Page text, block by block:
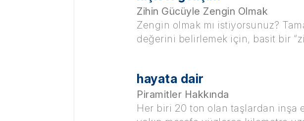
Zihin Gücüyle Zengin Olmak
Zengin olmak mı istiyorsunuz?
değerini belirlemek için, basit bir
hayata dair
Piramitler Hakkında
Her biri 20 ton olan taşlardan inşa